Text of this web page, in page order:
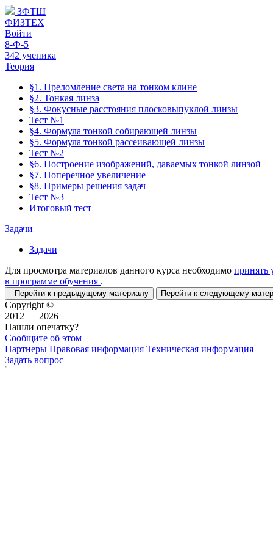
ЗФТШ
ФИЗТЕХ
Войти
8-Ф-5
342 ученика
Теория
§1. Преломление света на тонком клине
§2. Тонкая линза
§3. Фокусные расстояния плосковыпуклой линзы
Тест №1
§4. Формула тонкой собирающей линзы
§5. Формула тонкой рассеивающей линзы
Тест №2
§6. Построение изображений, даваемых тонкой линзой
§7. Поперечное увеличение
§8. Примеры решения задач
Тест №3
Итоговый тест
Задачи
Задачи
Для просмотра материалов данного курса необходимо принять
в программе обучения .
Перейти к предыдущему материалу Перейти к следующему
Copyright ©
2012 — 2026
Нашли опечатку?
Сообщите об этом
Партнеры Правовая информация Техническая информация
Задать вопрос